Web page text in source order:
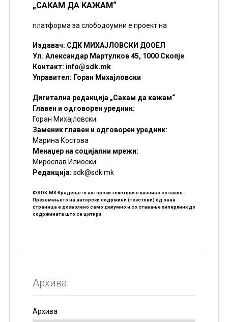
„САКАМ ДА КАЖАМ“
платформа за слободоумни е проект на
Издавач: СДК МИХАЈЛОВСКИ ДООЕЛ
Ул. Александар Мартулков 45, 1000 Скопје
Контакт: info@sdk.mk
Управител: Горан Михајловски
Дигитална редакција „Сакам да кажам“
Главен и одговорен уредник:
Горан Михајловски
Заменик главен и одговорен уредник:
Марина Костова
Менаџер на социјални мрежи:
Мирослав Илиоски
Редакцијa: sdk@sdk.mk
©SDK.MK Крадењето авторски текстови е казниво со закон.
Преземањето на авторски содржини (текстови) од оваа
страница е дозволено само делумно и со ставање хиперлинк до
содржината што се цитира
Архива
Архива